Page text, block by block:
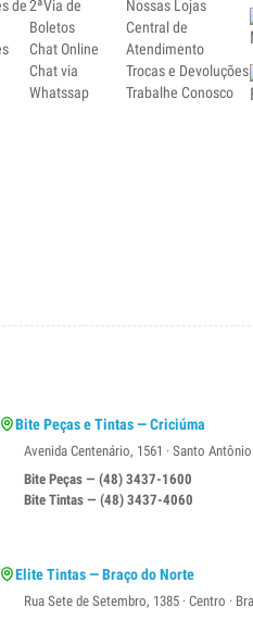
de 2ªVia de
Boletos
Chat Online
Chat via
Whatssap
Nossas Lojas
Central de
Atendimento
Trocas e Devoluções
Trabalhe Conosco
Bite Peças e Tintas — Criciúma
Avenida Centenário, 1561 · Santo
Bite Peças — (48) 3437-1600
Bite Tintas — (48) 3437-4060
Elite Tintas — Braço do Norte
Rua Sete de Setembro, 1385 · Centro ·